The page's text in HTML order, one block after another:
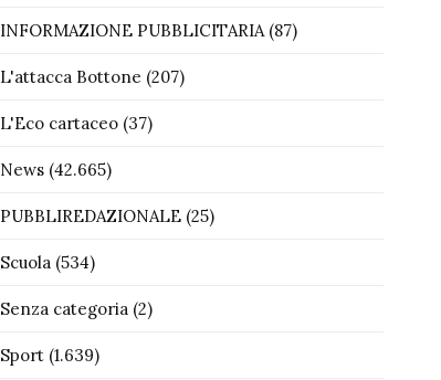
INFORMAZIONE PUBBLICITARIA(87)
L'attacca Bottone (207)
L'Eco cartaceo(37)
News(42.665)
PUBBLIREDAZIONALE(25)
Scuola(534)
Senza categoria(2)
Sport(1.639)